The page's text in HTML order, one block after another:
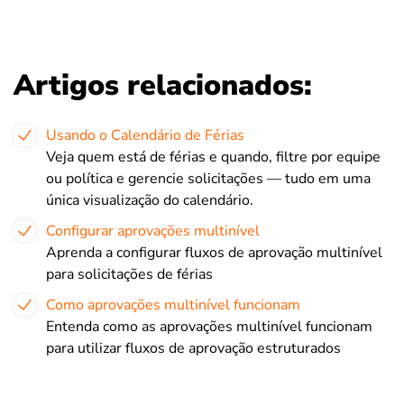
Artigos relacionados:
Usando o Calendário de Férias
Veja quem está de férias e quando, filtre por equipe
ou política e gerencie solicitações — tudo em uma
única visualização do calendário.
Configurar aprovações multinível
Aprenda a configurar fluxos de aprovação multinível
para solicitações de férias
Como aprovações multinível funcionam
Entenda como as aprovações multinível funcionam
para utilizar fluxos de aprovação estruturados